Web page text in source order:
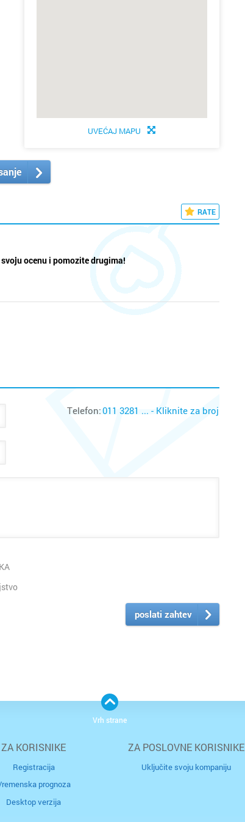
UVEĆAJ MAPU
RATE
ocenu i pomozite drugima!
Telefon:011 3281 ... - Kliknite za broj
poslati zahtev
ZA KORISNIKE
Registracija
prognoza
Desktop verzija
ZA POSLOVNE KORISNIKE
Uključite svoju kompaniju
Vrh strane